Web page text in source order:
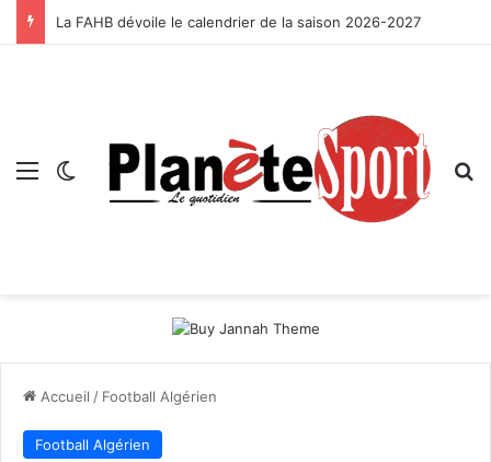
La FAHB dévoile le calendrier de la saison 2026-2027
Menu Switch skin
Accueil / Football Algérien
Football Algérien